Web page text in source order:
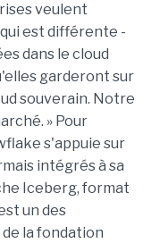
veulent
est différente -
dans le cloud
garderont sur
souverain. Notre
» Pour
s'appuie sur
intégrés à sa
Iceberg, format
un des
la fondation